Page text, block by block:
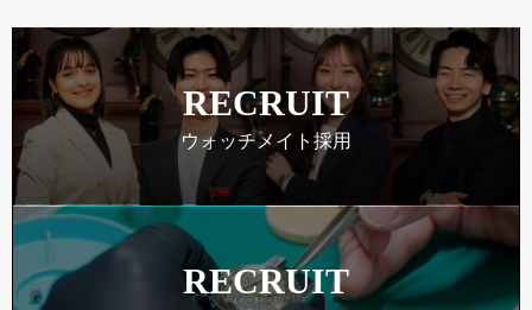
RECRUIT
ウォッチメイト採用
RECRUIT